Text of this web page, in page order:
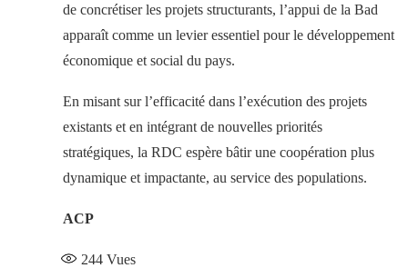
de concrétiser les projets structurants, l’appui de la Bad
apparaît comme un levier essentiel pour le développement
économique et social du pays.
En misant sur l’efficacité dans l’exécution des projets
existants et en intégrant de nouvelles priorités
stratégiques, la RDC espère bâtir une coopération plus
dynamique et impactante, au service des populations.
ACP
244 Vues